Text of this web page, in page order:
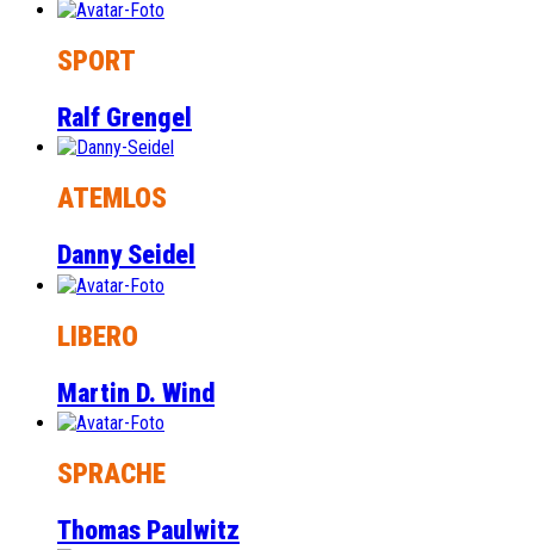
SPORT
Ralf Grengel
ATEMLOS
Danny Seidel
LIBERO
Martin D. Wind
SPRACHE
Thomas Paulwitz